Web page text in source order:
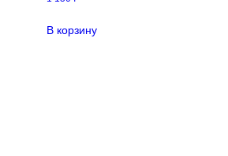
В корзину